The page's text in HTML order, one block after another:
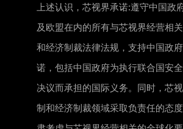
上述认识，芯视界承诺:遵守中国政
及欧盟在内的所有与芯视界经营相
和经济制裁法律法规，支持中国政
诺，包括中国政府为执行联合国安
决议而承担的国际义务。同时，芯
制和经济制裁领域采取负责任的态